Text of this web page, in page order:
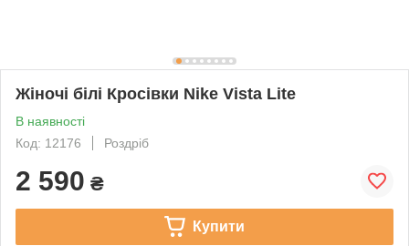
Жіночі білі Кросівки Nike Vista Lite
В наявності
Код: 12176
Роздріб
2 590 ₴
Купити